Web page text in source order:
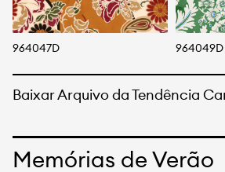
964047D 964049D
Baixar Arquivo da Tendência
Memórias de Verão